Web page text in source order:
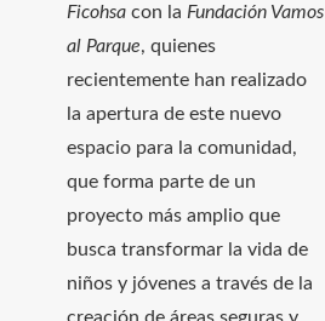
Ficohsa con la Fundación Vamos
al Parque, quienes
recientemente han realizado
la apertura de este nuevo
espacio para la comunidad,
que forma parte de un
proyecto más amplio que
busca transformar la vida de
niños y jóvenes a través de la